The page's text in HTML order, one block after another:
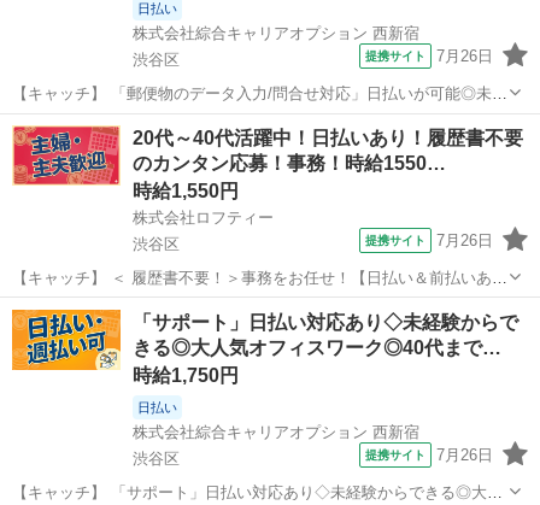
日払い
株式会社綜合キャリアオプション 西新宿
渋谷区
提携サイト 7月26日
【キャッチ】 「郵便物のデータ入力/問合せ対応」日払いが可能◎未経
験さんも多数活躍中◇WEB登録でOK◎40代まで幅広く活躍中！ 【コ
メント】 《未経験から就業可能なオフィスワーク☆》 「未経験からだ
と不安で…」 「ブラン...
東京 渋谷区 その他
20代～40代活躍中！日払いあり！履歴書不要
のカンタン応募！事務！時給1550…
時給1,550円
株式会社ロフティー
渋谷区
提携サイト 7月26日
【キャッチ】 ＜ 履歴書不要！＞事務をお任せ！【日払い＆前払いあ
り】高時給1550～1938円！未経験OK！ 【コメント】 ＊未経験からお
仕事にチャレンジしたい方 ＊経験を活かしてさらにスキルアップした
い方 ＊扶養内...
東京 渋谷区 一般事務
「サポート」日払い対応あり◇未経験からで
きる◎大人気オフィスワーク◎40代まで…
時給1,750円
日払い
株式会社綜合キャリアオプション 西新宿
渋谷区
提携サイト 7月26日
【キャッチ】 「サポート」日払い対応あり◇未経験からできる◎大人